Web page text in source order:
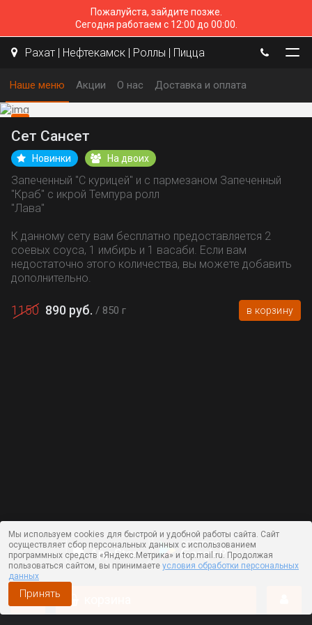
Пожалуйста, зайдите позже.
Сегодня работаем с 12:00 до 00:00.
Рахат | Нефтекамск | Роллы | Пицца
Наше меню Акции О нас Доставка и оплата
Сет Сансет
Новинки На двоих
Запеченный "С курицей" и с пармезаном Запеченный
"Краб" с икрой Темпура ролл
"Лава"
К данному сету вам бесплатно предоставляется 2
соевых соуса, 1 имбирь и 1 васаби. Если вам
недостаточно этого количества, вы можете добавить
дополнительно.
1150 890 руб. 850 г в корзину
Мы используем cookies для быстрой и удобной работы сайта. Сайт
осуществляет сбор персональных данных с использованием
программных средств «Яндекс.Метрика» и top.mail.ru. Продолжая
пользоваться сайтом, вы принимаете условия обработки персональных
данных
Принять